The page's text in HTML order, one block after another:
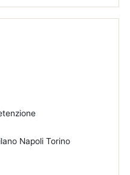
Napoli Torino